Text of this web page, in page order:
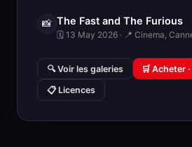
📸 The Fast and The Furious
🗓 13 May 2026 · 📍 Cinema,
🔍 Voir les galeries 🛒 Acheter
📋 Licences